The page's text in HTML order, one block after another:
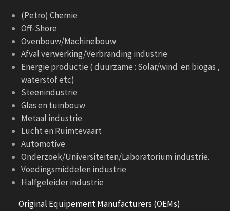
(Petro) Chemie
Off-Shore
Ovenbouw/Machinebouw
Afval verwerking/Verbranding industrie
Energie productie ( duurzame : Solar/wind en biogas ,
waterstof etc)
Steenindustrie
Glas en tuinbouw
Metaal industrie
Lucht en Ruimtevaart
Automotive
Onderzoek/Universiteiten/Laboratorium industrie.
Voedingsmiddelen industrie
Halfgeleider industrie
Original Equipement Manufacturers (OEMs)